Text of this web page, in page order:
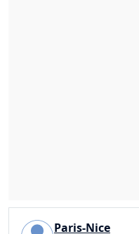
Paris-Nice